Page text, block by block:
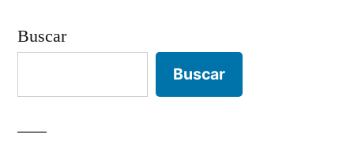
Buscar
Buscar